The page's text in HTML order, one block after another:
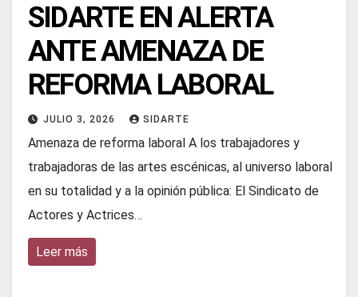
SIDARTE EN ALERTA
ANTE AMENAZA DE
REFORMA LABORAL
JULIO 3, 2026 SIDARTE
Amenaza de reforma laboral A los trabajadores y
trabajadoras de las artes escénicas, al universo laboral
en su totalidad y a la opinión pública: El Sindicato de
Actores y Actrices…
Leer más